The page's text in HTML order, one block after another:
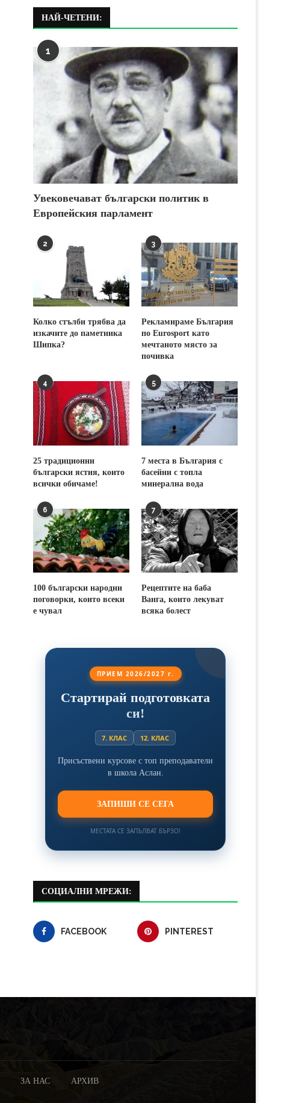
НАЙ-ЧЕТЕНИ:
1
Увековечават български политик в
Европейския парламент
2
Колко стълби трябва да
изкачите до паметника
Шипка?
3
Рекламираме България
по Eurosport като
мечтаното място за
почивка
4
25 традиционни
български ястия, които
всички обичаме!
5
7 места в България с
басейни с топла
минерална вода
6
100 български народни
поговорки, които всеки
е чувал
7
Рецептите на баба
Ванга, които лекуват
всяка болест
ПРИЕМ 2026/2027 г.
Стартирай подготовката
си!
7. КЛАС 12. КЛАС
Присъствени курсове с топ преподаватели
в школа Аслан.
ЗАПИШИ СЕ СЕГА
МЕСТАТА СЕ ЗАПЪЛВАТ БЪРЗО!
СОЦИАЛНИ МРЕЖИ:
FACEBOOK PINTEREST
ЗА НАС АРХИВ